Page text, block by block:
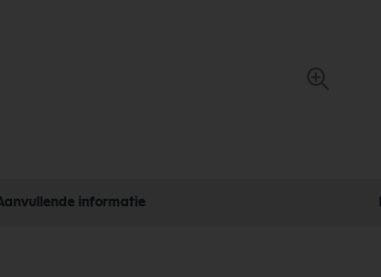
informatie